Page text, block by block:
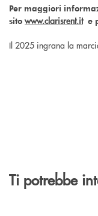
Per maggiori
sitowww.clarisrent.ite
Il 2025 ingrana la
Ti potrebbe